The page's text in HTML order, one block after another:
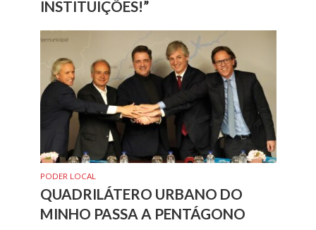
INSTITUIÇÕES!”
PODER LOCAL
QUADRILÁTERO URBANO DO
MINHO PASSA A PENTÁGONO